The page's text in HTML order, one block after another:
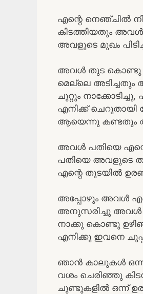
എന്റെ നെഞ്ചിൽ
കിടത്തിയതും
അവളുടെ മുഖം
അവൾ തുട കൊണ്ടു
മെല്ലെ
ചുറ്റും
എനിക്ക് ചെറുതായി
ആയെന്നു കണ്ടതും
അവൾ പതിയെ
പതിയെ അവളുടെ
എന്റെ തുടയിൽ
അപ്പോഴും അവൾ
അനുസരിച്ചു അവൾ
നാക്കു കൊണ്ടു
എനിക്കു ഇവനെ
ഞാൻ കാലുകൾ
വശം ചെരിഞ്ഞു
ചുണ്ടുകളിൽ ഒന്ന്